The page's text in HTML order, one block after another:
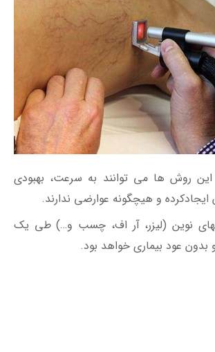
روش ها می توانند به سرعت، بهبودی
ایجادکرده ‌و هیچگونه عوارضی ندارند.
نوین (لیزر، آر اف، چسب و…) طی یک
عود بیماری خواهد بود.